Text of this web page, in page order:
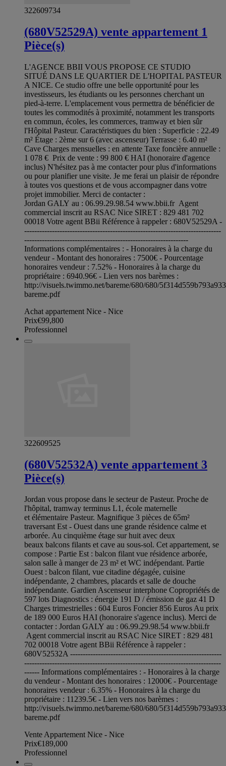
322609734
(680V52529A) vente appartement 1
Pièce(s)
L'AGENCE BBII VOUS PROPOSE CE STUDIO
SITUÉ DANS LE QUARTIER DE L'HOPITAL PASTEUR
A NICE. Ce studio offre une belle opportunité pour les
investisseurs, les étudiants ou les personnes cherchant un
pied-à-terre. L'emplacement vous permettra de bénéficier de
toutes les commodités à proximité, notamment les transports
en commun, écoles, les commerces, tramway et bien sûr
l'Hôpital Pasteur. Caractéristiques du bien : Superficie : 22.49
m² Étage : 2ème sur 6 (avec ascenseur) Terrasse : 6.40 m²
Cave Charges mensuelles : en attente Taxe foncière annuelle :
1 078 € Prix de vente : 99 800 € HAI (honoraire d'agence
inclus) N'hésitez pas à me contacter pour plus d'informations
ou pour planifier une visite. Je me ferai un plaisir de répondre
à toutes vos questions et de vous accompagner dans votre
projet immobilier. Merci de contacter :
Jordan GALY au : 06.99.29.98.54 www.bbii.fr Agent
commercial inscrit au RSAC Nice SIRET : 829 481 702
00018 Votre agent BBii Référence à rappeler : 680V52529A -
------------------------------------------------------------------------------
-----------------------------------------------------------------
Informations complémentaires : - Honoraires à la charge du
vendeur - Montant des honoraires : 7500€ - Pourcentage
honoraires vendeur : 7.52% - Honoraires à la charge du
propriétaire : 6940.96€ - Lien vers nos barèmes :
http://visuels.twimmo.net/bareme/680/680/
bareme.pdf
Achat appartement Nice - Nice
Prix€99,800
Professionnel
322609525
(680V52532A) vente appartement 3
Pièce(s)
Jordan vous propose dans le secteur de Pasteur. Proche de
l'hôpital, tramway terminus L1, école maternelle
et élémentaire Pasteur. Magnifique 3 pièces de 65m²
traversant Est - Ouest dans une grande résidence calme et
arborée. Au cinquième étage sur huit avec deux
beaux balcons filants et cave au sous-sol. Cet appartement, se
compose : Partie Est : balcon filant vue résidence arborée,
salon salle à manger de 23 m² et WC indépendant. Partie
Ouest : balcon filant, vue citadine dégagée, cuisine
indépendante, 2 chambres, placards et salle de douche
indépendante. Gardien Ascenseur interphone Copropriétés de
597 lots Diagnostics : énergie 191 D / émission de gaz 41 D
Charges trimestrielles : 604 Euros Foncier 856 Euros Au prix
de 189 000 Euros HAI (honoraire s'agence inclus). Merci de
contacter : Jordan GALY au : 06.99.29.98.54 www.bbii.fr
Agent commercial inscrit au RSAC Nice SIRET : 829 481
702 00018 Votre agent BBii Référence à rappeler :
680V52532A ------------------------------------------------------------
------------------------------------------------------------------------------
------ Informations complémentaires : - Honoraires à la charge
du vendeur - Montant des honoraires : 12000€ - Pourcentage
honoraires vendeur : 6.35% - Honoraires à la charge du
propriétaire : 11239.5€ - Lien vers nos barèmes :
http://visuels.twimmo.net/bareme/680/680/
bareme.pdf
Vente Appartement Nice - Nice
Prix€189,000
Professionnel